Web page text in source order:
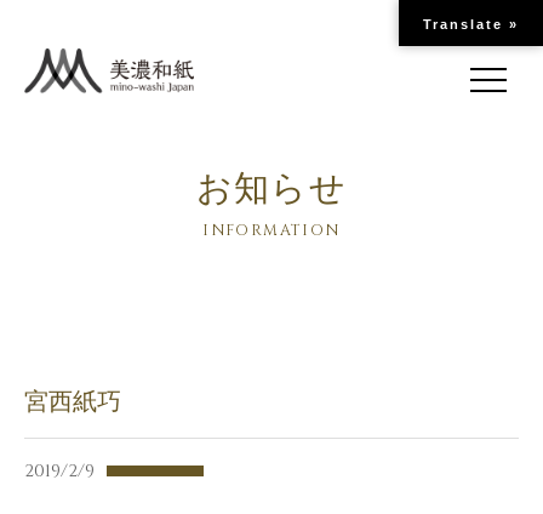
お知らせ
INFORMATION
宮西紙巧
2019/2/9
Translate »